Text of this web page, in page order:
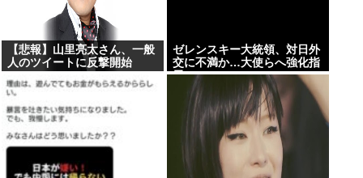
【悲報】山里亮太さん、一般
人のツイートに反撃開始
www
ゼレンスキー大統領、対日外
交に不満か…大使らへ強化指
示